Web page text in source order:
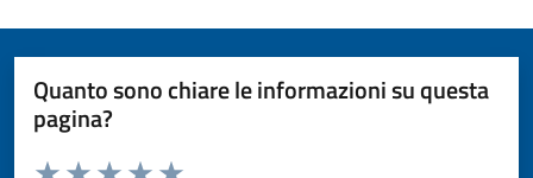
Quanto sono chiare le informazioni su questa
pagina?
Valuta da 1 a 5 stelle la pagina